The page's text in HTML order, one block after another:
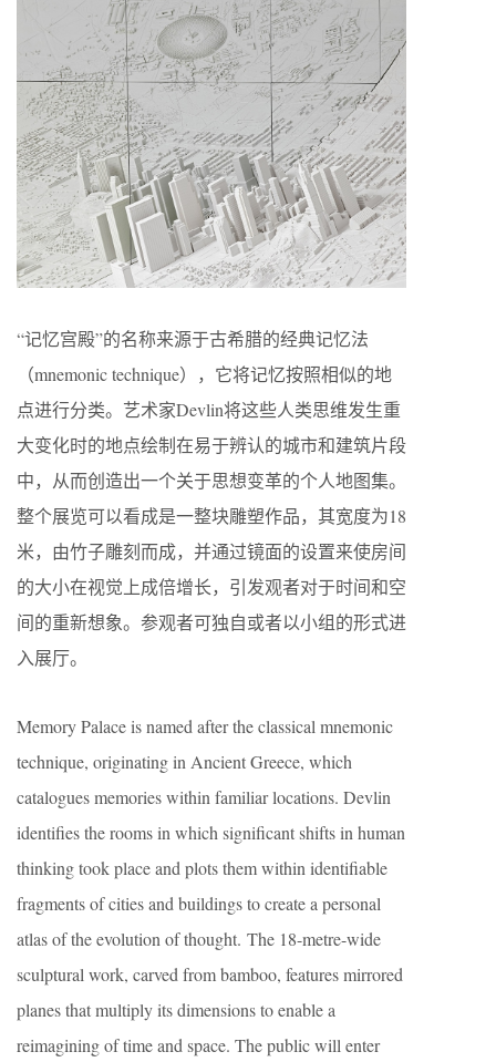
“记忆宫殿”的名称来源于古希腊的经典记忆法
（mnemonic technique），它将记忆按照相似的地
点进行分类。艺术家Devlin将这些人类思维发生重
大变化时的地点绘制在易于辨认的城市和建筑片段
中，从而创造出一个关于思想变革的个人地图集。
整个展览可以看成是一整块雕塑作品，其宽度为18
米，由竹子雕刻而成，并通过镜面的设置来使房间
的大小在视觉上成倍增长，引发观者对于时间和空
间的重新想象。参观者可独自或者以小组的形式进
入展厅。
Memory Palace is named after the classical mnemonic
technique, originating in Ancient Greece, which
catalogues memories within familiar locations. Devlin
identifies the rooms in which significant shifts in human
thinking took place and plots them within identifiable
fragments of cities and buildings to create a personal
atlas of the evolution of thought. The 18-metre-wide
sculptural work, carved from bamboo, features mirrored
planes that multiply its dimensions to enable a
reimagining of time and space. The public will enter